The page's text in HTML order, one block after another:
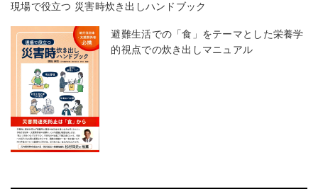
現場で役立つ 災害時炊き出しハンドブック
避難生活での「食」をテーマとした栄養学
的視点での炊き出しマニュアル